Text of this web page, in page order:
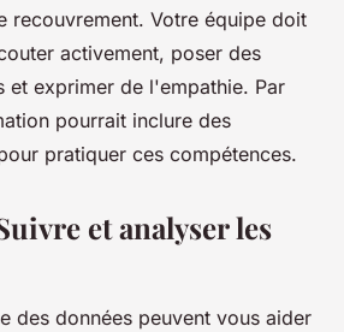
recouvrement. Votre équipe doit
activement, poser des
et exprimer de l'empathie. Par
pourrait inclure des
pratiquer ces compétences.
et analyser les
des données peuvent vous aider